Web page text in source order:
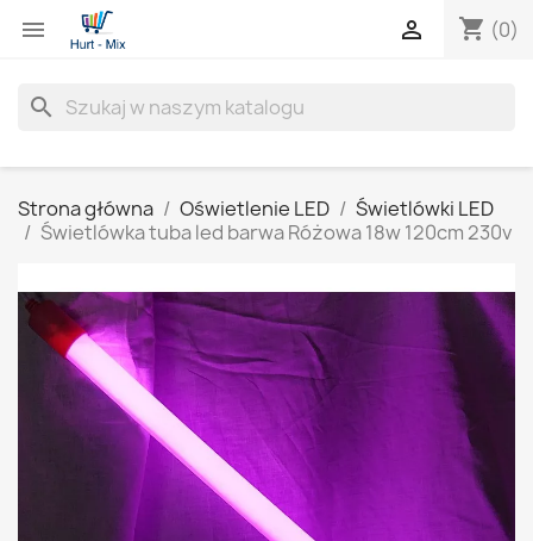
 shopping_cart (0)

search
Strona główna Oświetlenie LED
Świetlówki LED
Świetlówka tuba led barwa Różowa 18w 120cm 230v